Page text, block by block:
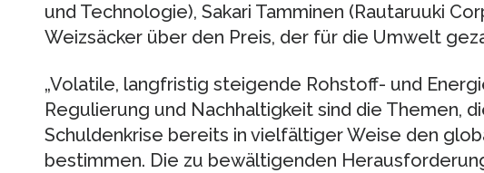
und Technologie), Sakari Tamminen (Rautaruuki
Weizsäcker über den Preis, der für die Umwelt
„Volatile, langfristig steigende Rohstoff- und
Regulierung und Nachhaltigkeit sind die Themen,
Schuldenkrise bereits in vielfältiger Weise den
bestimmen. Die zu bewältigenden